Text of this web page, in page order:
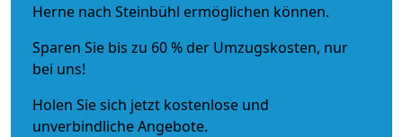
Herne nach Steinbühl ermöglichen können.
Sparen Sie bis zu 60 % der Umzugskosten, nur
bei uns!
Holen Sie sich jetzt kostenlose und
unverbindliche Angebote.